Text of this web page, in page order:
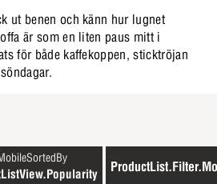
ut benen och känn hur lugnet
är som en liten paus mitt i
för både kaffekoppen, sticktröjan